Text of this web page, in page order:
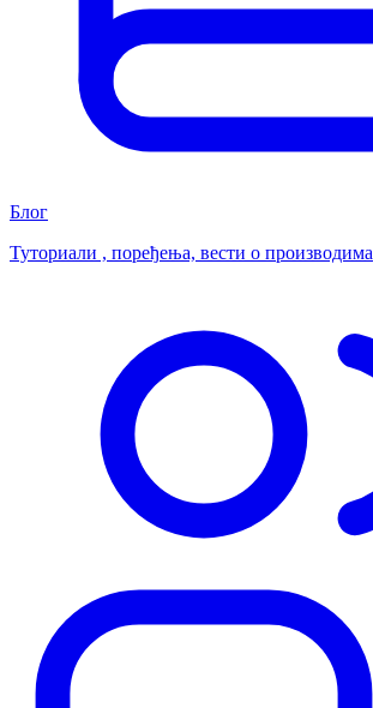
Блог
Туториали , поређења, вести о производима